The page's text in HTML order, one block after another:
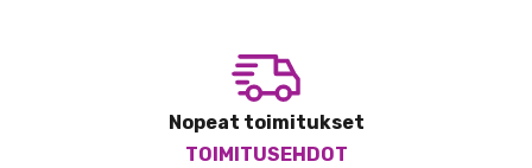
Nopeat toimitukset
TOIMITUSEHDOT